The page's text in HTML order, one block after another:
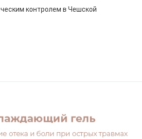
контролем в Чешской